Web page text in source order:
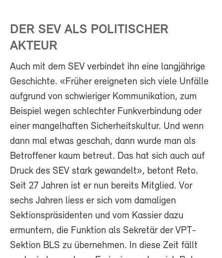
DER SEV ALS POLITISCHER
AKTEUR
Auch mit dem SEV verbindet ihn eine langjährige
Geschichte. «Früher ereigneten sich viele Unfälle
aufgrund von schwieriger Kommunikation, zum
Beispiel wegen schlechter Funkverbindung oder
einer mangelhaften Sicherheitskultur. Und wenn
dann mal etwas geschah, dann wurde man als
Betroffener kaum betreut. Das hat sich auch auf
Druck des SEV stark gewandelt», betont Reto.
Seit 27 Jahren ist er nun bereits Mitglied. Vor
sechs Jahren liess er sich vom damaligen
Sektionspräsidenten und vom Kassier dazu
ermuntern, die Funktion als Sekretär der VPT-
Sektion BLS zu übernehmen. In diese Zeit fällt